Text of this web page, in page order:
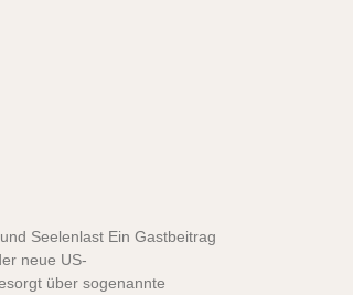
Seelenlast Ein Gastbeitrag
neue US-
über sogenannte